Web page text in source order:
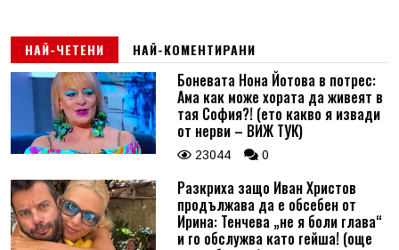
НАЙ-ЧЕТЕНИ НАЙ-КОМЕНТИРАНИ
Боневата Нона Йотова в потрес:
Ама как може хората да живеят в
тая София?! (ето какво я извади
от нерви – ВИЖ ТУК)
23044 0
Разкриха защо Иван Христов
продължава да е обсебен от
Ирина: Тенчева „не я боли глава“
и го обслужва като гейша! (още